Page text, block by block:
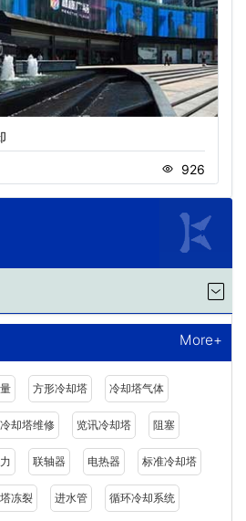
926
More+
方形冷却塔 冷却塔气体
却塔维修 览讯冷却塔 阻塞
联轴器 电热器 标准冷却塔
冻裂 进水管 循环冷却系统